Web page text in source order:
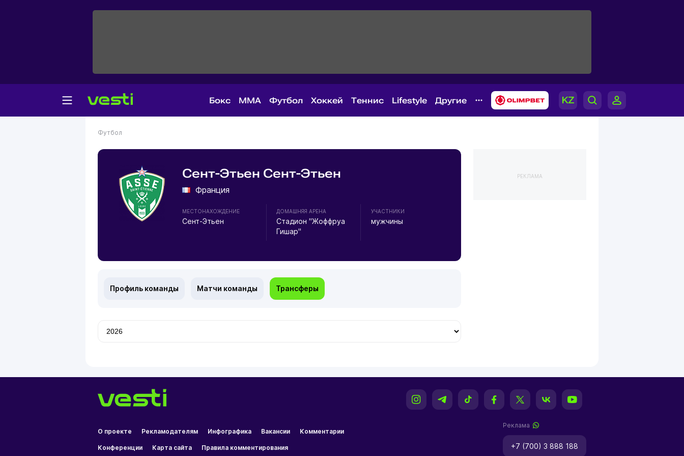
Бокс MMA Футбол Хоккей Теннис Lifestyle Другие
Футбол
Сент-Этьен Сент-Этьен
Франция
МЕСТОНАХОЖДЕНИЕ
Сент-Этьен
ДОМАШНЯЯ АРЕНА
Стадион "Жоффруа
Гишар"
УЧАСТНИКИ
мужчины
Профиль команды Матчи команды Трансферы
РЕКЛАМА
О проекте Рекламодателям Инфографика Вакансии Комментарии
Конференции Карта сайта Правила комментирования
Реклама
+7 (700) 3 888 188